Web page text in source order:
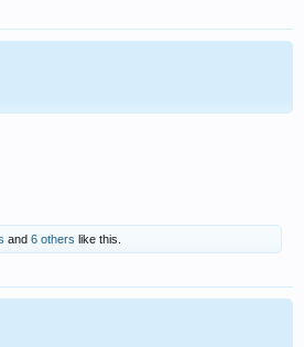
and 6 others like this.